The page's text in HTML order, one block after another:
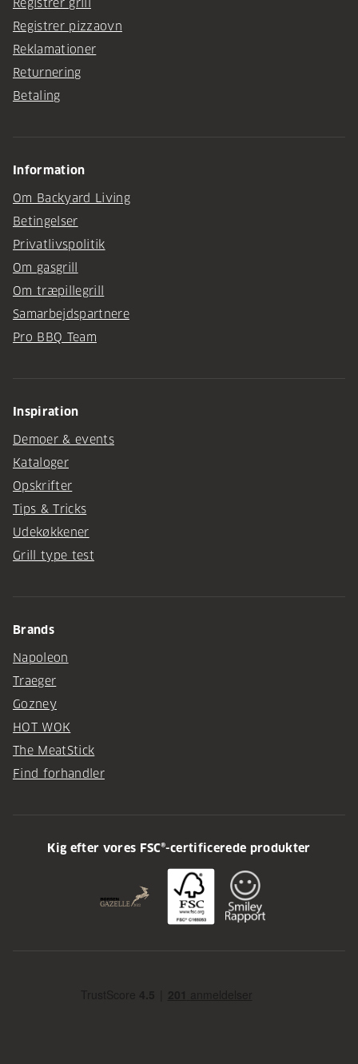
Registrer grill
Registrer pizzaovn
Reklamationer
Returnering
Betaling
Information
Om Backyard Living
Betingelser
Privatlivspolitik
Om gasgrill
Om træpillegrill
Samarbejdspartnere
Pro BBQ Team
Inspiration
Demoer & events
Kataloger
Opskrifter
Tips & Tricks
Udekøkkener
Grill type test
Brands
Napoleon
Traeger
Gozney
HOT WOK
The MeatStick
Find forhandler
Kig efter vores FSC®-certificerede produkter